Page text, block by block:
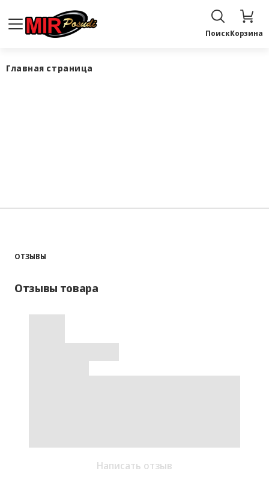
ПоискКорзина
Главная страница
ОТЗЫВЫ
Отзывы товара
Написать отзыв